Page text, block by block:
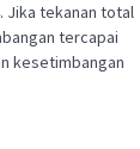
Jika tekanan total
tercapai
kesetimbangan